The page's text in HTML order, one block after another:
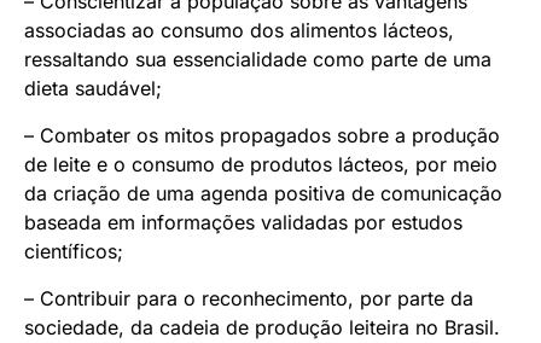
associadas ao consumo dos alimentos lácteos,
ressaltando sua essencialidade como parte de uma
dieta saudável;
– Combater os mitos propagados sobre a produção
de leite e o consumo de produtos lácteos, por meio
da criação de uma agenda positiva de comunicação
baseada em informações validadas por estudos
científicos;
– Contribuir para o reconhecimento, por parte da
sociedade, da cadeia de produção leiteira no Brasil.